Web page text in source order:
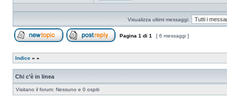
Profilo
Visualizza ultimi messaggi:
Pagina 1 di 1 [ 6 messaggi ]
Indice » »
Chi c’è in linea
Visitano il forum: Nessuno e 0 ospiti